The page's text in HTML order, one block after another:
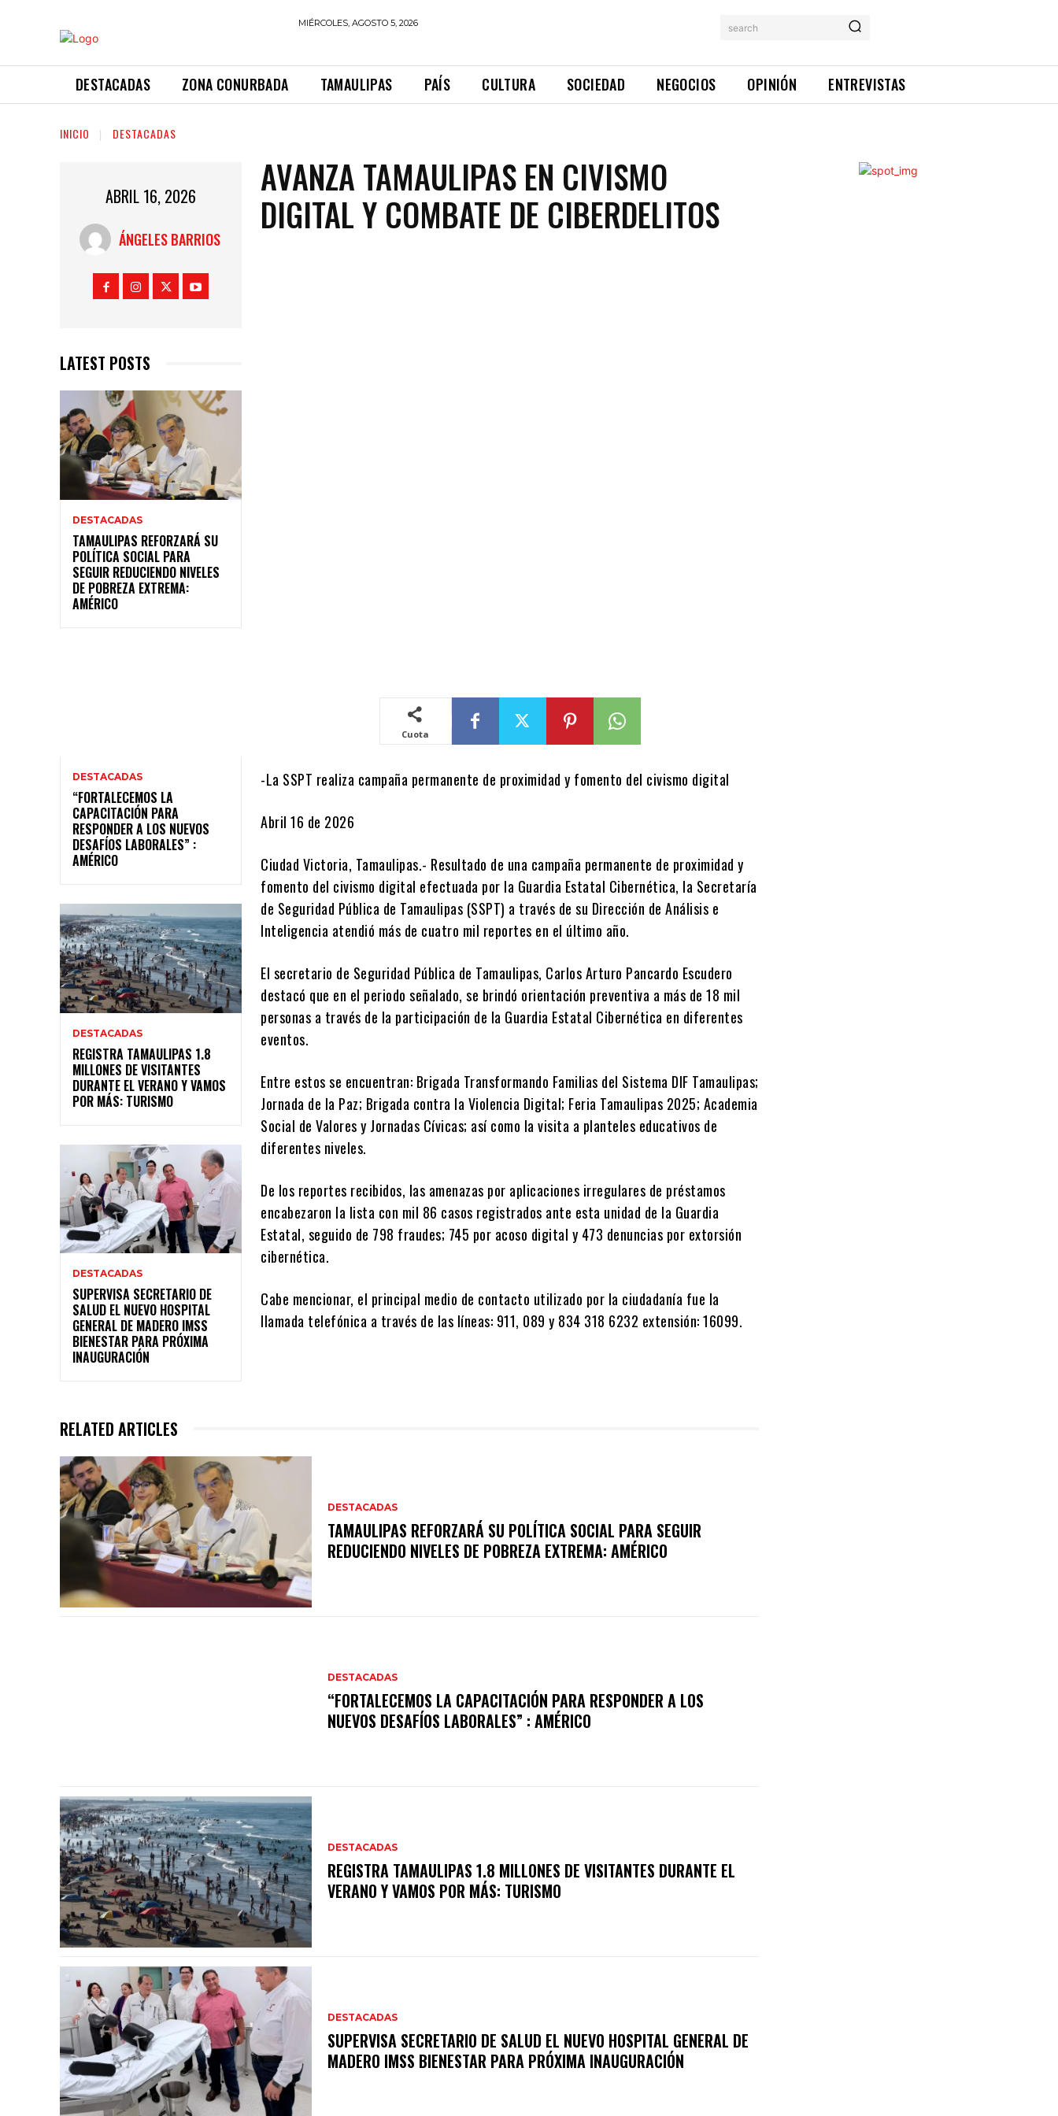
MIÉRCOLES, AGOSTO 5, 2026 search
DESTACADAS ZONA CONURBADA TAMAULIPAS PAÍS CULTURA SOCIEDAD NEGOCIOS OPINIÓN ENTREVISTAS
INICIO DESTACADAS
ABRIL 16, 2026
ÁNGELES BARRIOS
LATEST POSTS
DESTACADAS
TAMAULIPAS REFORZARÁ SU
POLÍTICA SOCIAL PARA
SEGUIR REDUCIENDO NIVELES
DE POBREZA EXTREMA:
AMÉRICO
DESTACADAS
“FORTALECEMOS LA
CAPACITACIÓN PARA
RESPONDER A LOS NUEVOS
DESAFÍOS LABORALES” :
AMÉRICO
DESTACADAS
REGISTRA TAMAULIPAS 1.8
MILLONES DE VISITANTES
DURANTE EL VERANO Y VAMOS
POR MÁS: TURISMO
DESTACADAS
SUPERVISA SECRETARIO DE
SALUD EL NUEVO HOSPITAL
GENERAL DE MADERO IMSS
BIENESTAR PARA PRÓXIMA
INAUGURACIÓN
AVANZA TAMAULIPAS EN CIVISMO
DIGITAL Y COMBATE DE CIBERDELITOS
Cuota
-La SSPT realiza campaña permanente de proximidad y fomento del civismo digital
Abril 16 de 2026
Ciudad Victoria, Tamaulipas.- Resultado de una campaña permanente de proximidad y
fomento del civismo digital efectuada por la Guardia Estatal Cibernética, la Secretaría
de Seguridad Pública de Tamaulipas (SSPT) a través de su Dirección de Análisis e
Inteligencia atendió más de cuatro mil reportes en el último año.
El secretario de Seguridad Pública de Tamaulipas, Carlos Arturo Pancardo Escudero
destacó que en el periodo señalado, se brindó orientación preventiva a más de 18 mil
personas a través de la participación de la Guardia Estatal Cibernética en diferentes
eventos.
Entre estos se encuentran: Brigada Transformando Familias del Sistema DIF Tamaulipas;
Jornada de la Paz; Brigada contra la Violencia Digital; Feria Tamaulipas 2025; Academia
Social de Valores y Jornadas Cívicas; así como la visita a planteles educativos de
diferentes niveles.
De los reportes recibidos, las amenazas por aplicaciones irregulares de préstamos
encabezaron la lista con mil 86 casos registrados ante esta unidad de la Guardia
Estatal, seguido de 798 fraudes; 745 por acoso digital y 473 denuncias por extorsión
cibernética.
Cabe mencionar, el principal medio de contacto utilizado por la ciudadanía fue la
llamada telefónica a través de las líneas: 911, 089 y 834 318 6232 extensión: 16099.
RELATED ARTICLES
DESTACADAS
TAMAULIPAS REFORZARÁ SU POLÍTICA SOCIAL PARA SEGUIR
REDUCIENDO NIVELES DE POBREZA EXTREMA: AMÉRICO
DESTACADAS
“FORTALECEMOS LA CAPACITACIÓN PARA RESPONDER A LOS
NUEVOS DESAFÍOS LABORALES” : AMÉRICO
DESTACADAS
REGISTRA TAMAULIPAS 1.8 MILLONES DE VISITANTES DURANTE EL
VERANO Y VAMOS POR MÁS: TURISMO
DESTACADAS
SUPERVISA SECRETARIO DE SALUD EL NUEVO HOSPITAL GENERAL DE
MADERO IMSS BIENESTAR PARA PRÓXIMA INAUGURACIÓN